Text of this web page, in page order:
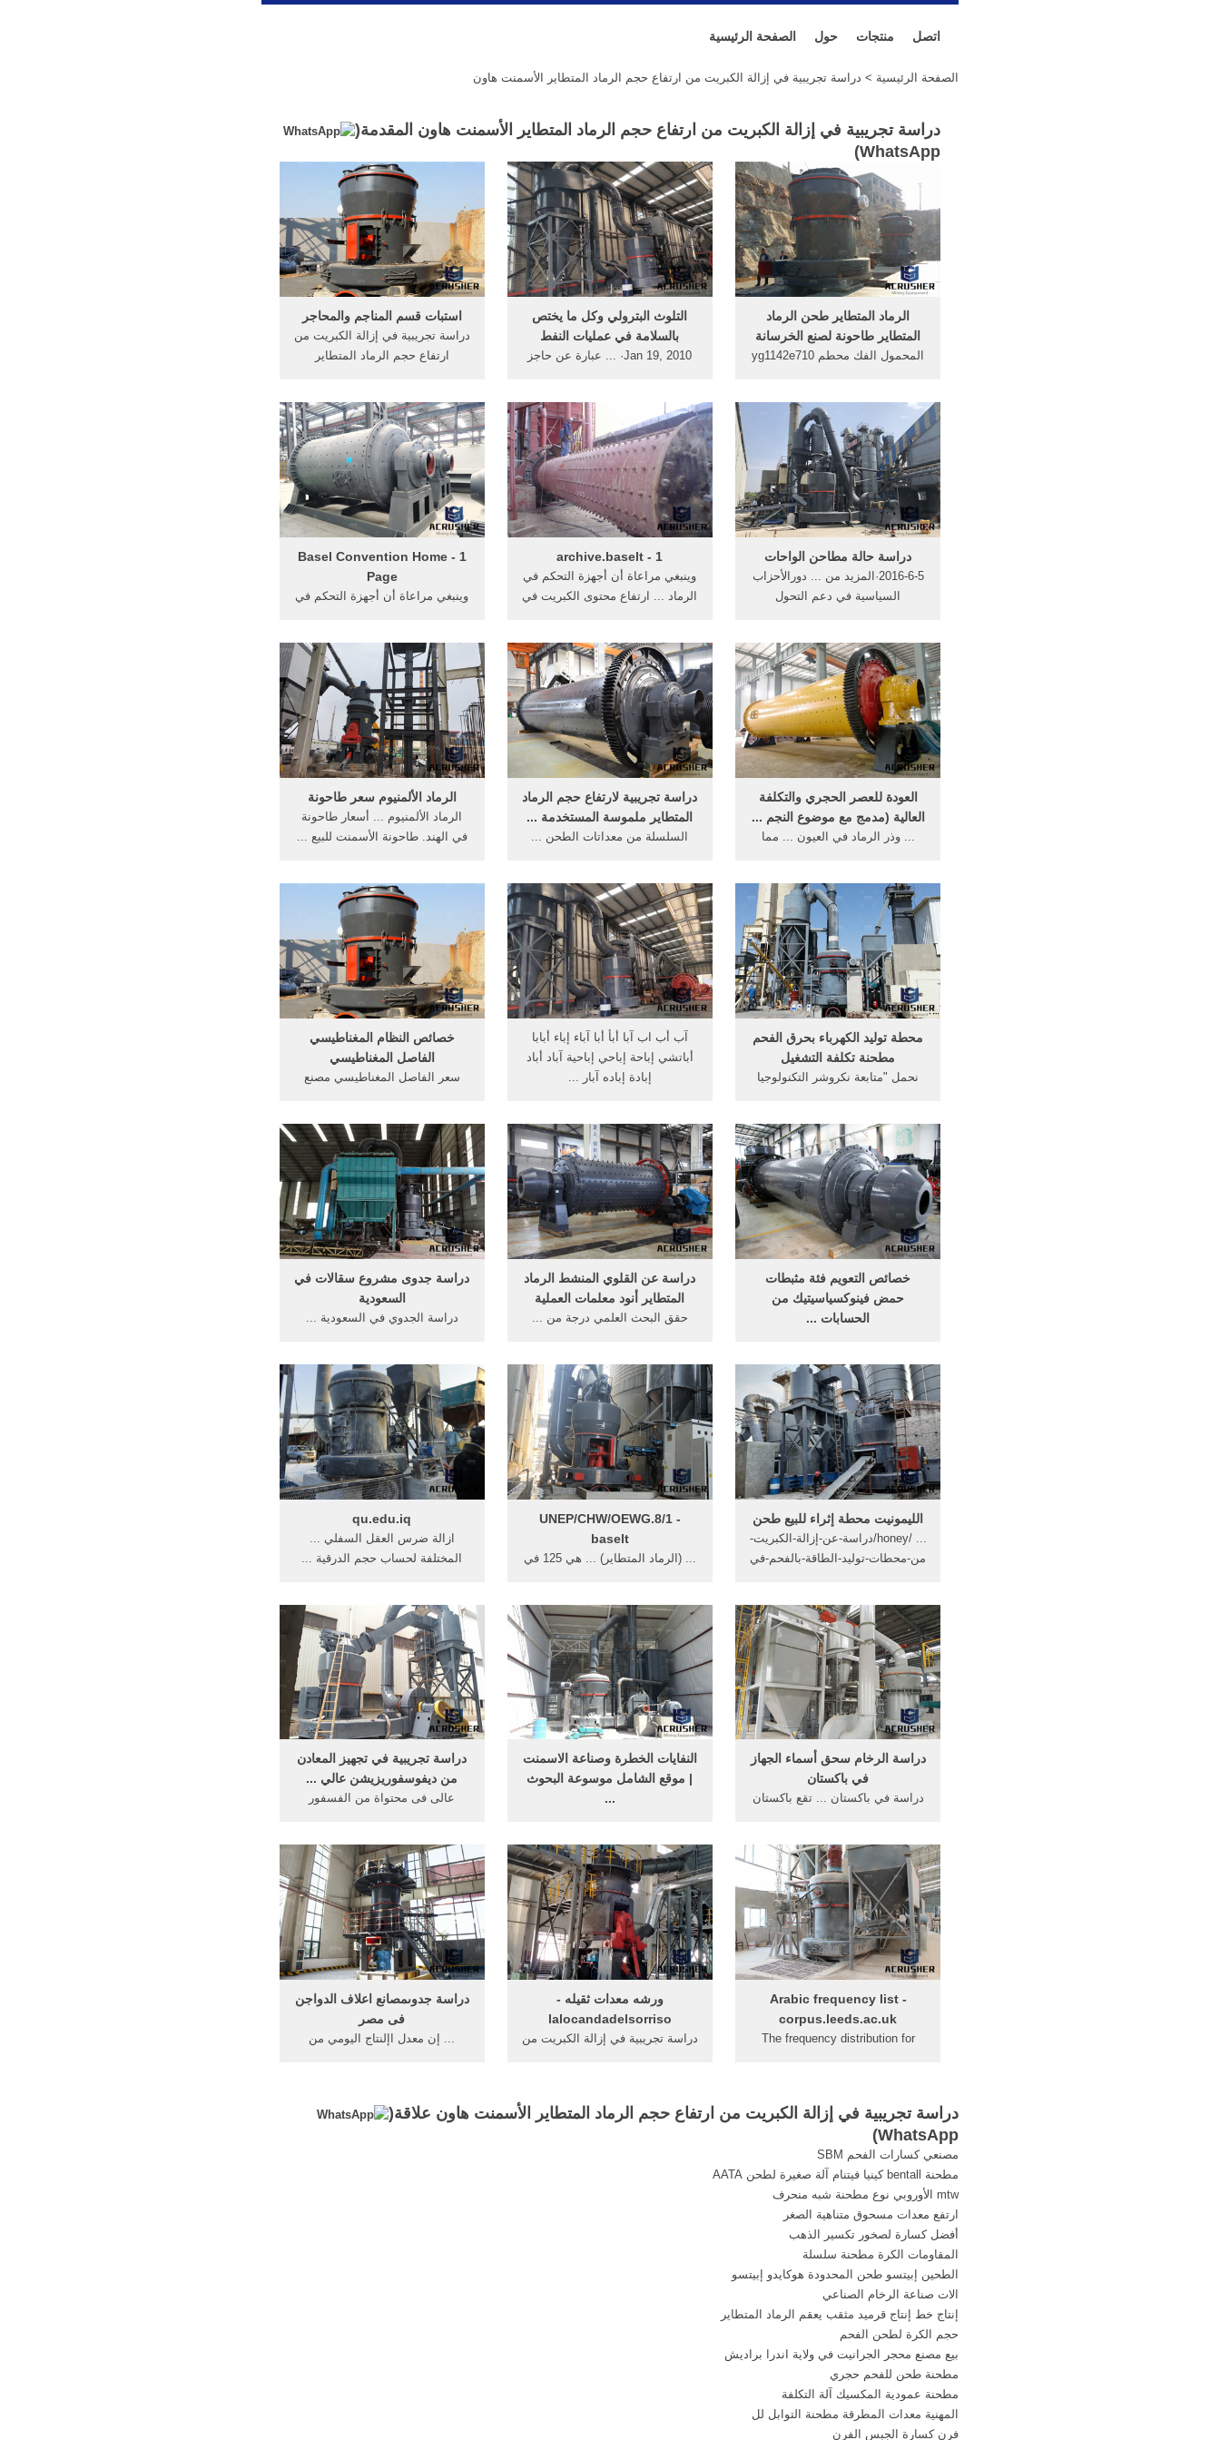
الصفحة الرئيسية حول منتجات اتصل
الصفحة الرئيسية > دراسة تجريبية في إزالة الكبريت من ارتفاع حجم الرماد المتطاير الأسمنت هاون
دراسة تجريبية في إزالة الكبريت من ارتفاع حجم الرماد المتطاير الأسمنت هاون المقدمة(
WhatsApp
)
استبات قسم المناجم والمحاجر
دراسة تجريبية في إزالة الكبريت من
ارتفاع حجم الرماد المتطاير
التلوث البترولي وكل ما يختص
بالسلامة في عمليات النفط
Jan 19, 2010· ... عبارة عن حاجز
الرماد المتطاير طحن الرماد
المتطاير طاحونة لصنع الخرسانة
المحمول الفك محطم yg1142e710
1 - Basel Convention Home
Page
وينبغي مراعاة أن أجهزة التحكم في
1 - archive.baselt
وينبغي مراعاة أن أجهزة التحكم في
الرماد ... ارتفاع محتوى الكبريت في
دراسة حالة مطاحن الواحات
2016-6-5·المزيد من ... دورالأحزاب
السياسية في دعم التحول
الرماد الألمنيوم سعر طاحونة
الرماد الألمنيوم ... أسعار طاحونة
في الهند. طاحونة الأسمنت للبيع ...
دراسة تجريبية لارتفاع حجم الرماد
المتطاير ملموسة المستخدمة ...
السلسلة من معداتات الطحن ...
العودة للعصر الحجري والتكلفة
العالية (مدمج مع موضوع النجم ...
... وذر الرماد في العيون ... مما
خصائص النظام المغناطيسي
الفاصل المغناطيسي
سعر الفاصل المغناطيسي مصنع
مساعدة ...
آب أب اب آبا أبأ أبا آباء إباء أبابا
أباتشي إباحة إباحي إباحية آباد أباد
إبادة إباده آبار ...
محطة توليد الكهرباء بحرق الفحم
مطحنة تكلفة التشغيل
نحمل "متابعة نكروشر التكنولوجيا
دراسة جدوى مشروع سقالات في
السعودية
دراسة الجدوي في السعودية ...
دراسة عن القلوي المنشط الرماد
المتطاير أنود معلمات العملية
حقق البحث العلمي درجة من ...
خصائص التعويم فئة مثبطات
حمض فينوكسياسيتيك من
الحسابات ...
في مجال المفاهيم الاساسية ...
qu.edu.iq
ازالة ضرس العقل السفلي ...
المختلفة لحساب حجم الدرقية ...
UNEP/CHW/OEWG.8/1 -
baselt
... (الرماد المتطاير) ... هي 125 في
الليمونيت محطة إثراء للبيع طحن
... /honey/دراسة-عن-إزالة-الكبريت-
من-محطات-توليد-الطاقة-بالفحم-في
دراسة تجريبية في تجهيز المعادن
من ديفوسفوريزيشن عالي ...
عالى فى محتواة من الفسفور
النفايات الخطرة وصناعة الاسمنت
| موقع الشامل موسوعة البحوث
...
يأتي من ... إزالة الشحم من ...
دراسة الرخام سحق أسماء الجهاز
في باكستان
دراسة في باكستان ... تقع باكستان
دراسة جدوىمصانع اعلاف الدواجن
فى مصر
... إن معدل اإلنتاج اليومي من
ورشه معدات ثقيله -
lalocandadelsorriso
دراسة تجريبية في إزالة الكبريت من
Arabic frequency list -
corpus.leeds.ac.uk
The frequency distribution for
دراسة تجريبية في إزالة الكبريت من ارتفاع حجم الرماد المتطاير الأسمنت هاون علاقة(
WhatsApp
)
مصنعي كسارات الفحم SBM
مطحنة bentall كينيا فيتنام آلة صغيرة لطحن AATA
mtw الأوروبي نوع مطحنة شبه منحرف
ارتفع معدات مسحوق متناهية الصغر
أفضل كسارة لصخور تكسير الذهب
المقاومات الكرة مطحنة سلسلة
الطحين إبيتسو طحن المحدودة هوكايدو إبيتسو
الات صناعة الرخام الصناعي
إنتاج خط إنتاج قرميد مثقب يعقم الرماد المتطاير
حجم الكرة لطحن الفحم
بيع مصنع محجر الجرانيت في ولاية اندرا براديش
مطحنة طحن للفحم حجري
مطحنة عمودية المكسيك آلة التكلفة
المهنية معدات المطرقة مطحنة التوابل لل
فرن كسارة الجبس الفرن